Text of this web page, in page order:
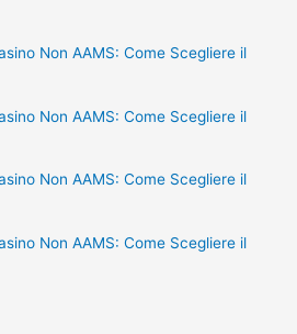
Non AAMS: Come Scegliere il
Non AAMS: Come Scegliere il
Non AAMS: Come Scegliere il
Non AAMS: Come Scegliere il